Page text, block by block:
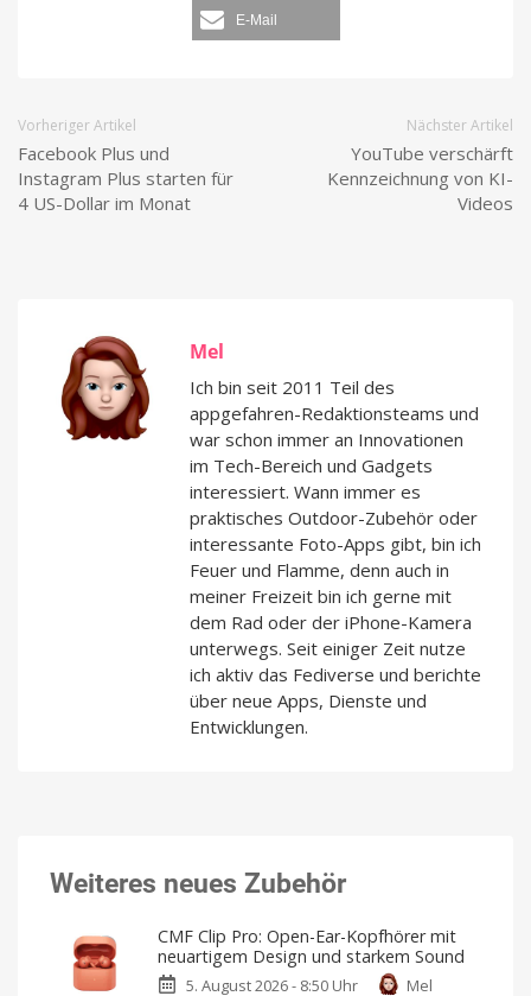
E-Mail
Vorheriger Artikel
Facebook Plus und
Instagram Plus starten für
4 US-Dollar im Monat
Nächster Artikel
YouTube verschärft
Kennzeichnung von KI-
Videos
Mel
Ich bin seit 2011 Teil des
appgefahren-Redaktionsteams und
war schon immer an Innovationen
im Tech-Bereich und Gadgets
interessiert. Wann immer es
praktisches Outdoor-Zubehör oder
interessante Foto-Apps gibt, bin ich
Feuer und Flamme, denn auch in
meiner Freizeit bin ich gerne mit
dem Rad oder der iPhone-Kamera
unterwegs. Seit einiger Zeit nutze
ich aktiv das Fediverse und berichte
über neue Apps, Dienste und
Entwicklungen.
Weiteres neues Zubehör
CMF Clip Pro: Open-Ear-Kopfhörer mit
neuartigem Design und starkem Sound
5. August 2026 - 8:50 Uhr
Mel